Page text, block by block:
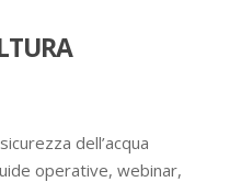
dell’acqua
operative, webinar,